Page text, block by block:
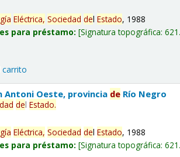
Eléctrica, Sociedad delEstado, 1988
para préstamo: Signatura topográfica:
carrito
Antoni Oeste, provincia de Río Negro
delEstado.
Eléctrica, Sociedad delEstado, 1988
para préstamo: Signatura topográfica: